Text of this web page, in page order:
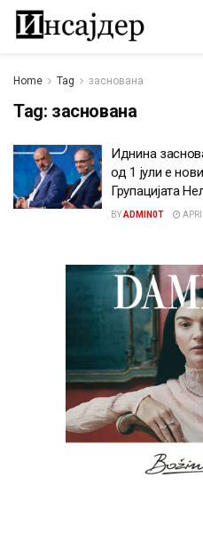
Home Tag заснована
Tag: заснована
Иднина
од 1 јули е
Групацијата
BYADMIN0T